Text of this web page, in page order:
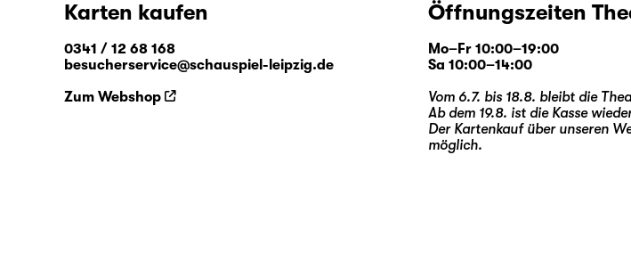
Karten kaufen
0341 / 12 68 168
besucherservice@schauspiel-leipzig.de
Zum Webshop
Öffnungszeiten
Mo–Fr 10:00–19:00
Sa 10:00–14:00
Vom 6.7. bis 18.8. bleibt die
Ab dem 19.8. ist die Kasse
Der Kartenkauf über unseren
möglich.